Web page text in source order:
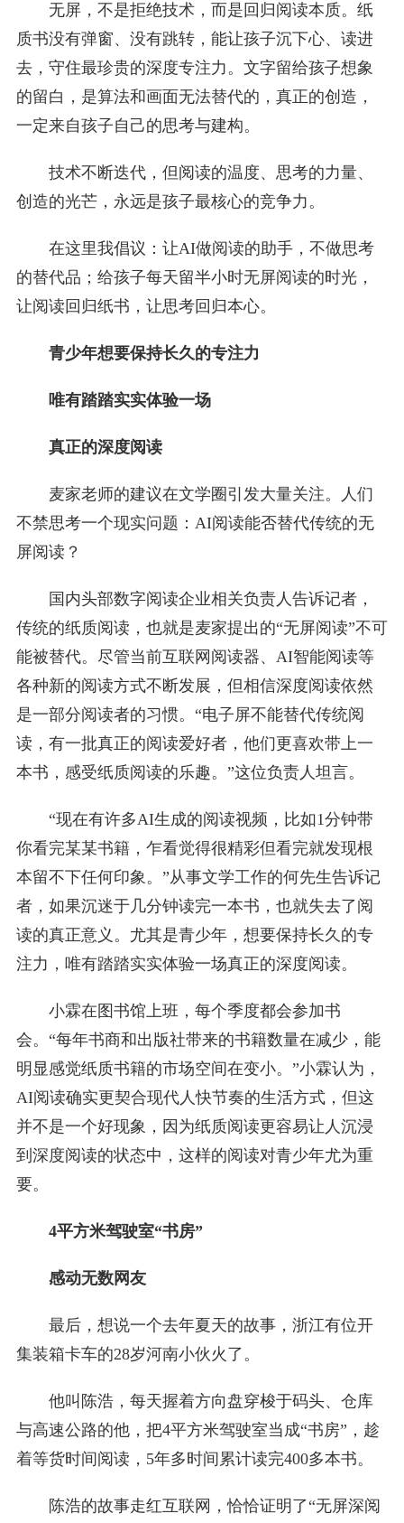
无屏，不是拒绝技术，而是回归阅读本质。纸
质书没有弹窗、没有跳转，能让孩子沉下心、读进
去，守住最珍贵的深度专注力。文字留给孩子想象
的留白，是算法和画面无法替代的，真正的创造，
一定来自孩子自己的思考与建构。
技术不断迭代，但阅读的温度、思考的力量、
创造的光芒，永远是孩子最核心的竞争力。
在这里我倡议：让AI做阅读的助手，不做思考
的替代品；给孩子每天留半小时无屏阅读的时光，
让阅读回归纸书，让思考回归本心。
青少年想要保持长久的专注力
唯有踏踏实实体验一场
真正的深度阅读
麦家老师的建议在文学圈引发大量关注。人们
不禁思考一个现实问题：AI阅读能否替代传统的无
屏阅读？
国内头部数字阅读企业相关负责人告诉记者，
传统的纸质阅读，也就是麦家提出的“无屏阅读”不可
能被替代。尽管当前互联网阅读器、AI智能阅读等
各种新的阅读方式不断发展，但相信深度阅读依然
是一部分阅读者的习惯。“电子屏不能替代传统阅
读，有一批真正的阅读爱好者，他们更喜欢带上一
本书，感受纸质阅读的乐趣。”这位负责人坦言。
“现在有许多AI生成的阅读视频，比如1分钟带
你看完某某书籍，乍看觉得很精彩但看完就发现根
本留不下任何印象。”从事文学工作的何先生告诉记
者，如果沉迷于几分钟读完一本书，也就失去了阅
读的真正意义。尤其是青少年，想要保持长久的专
注力，唯有踏踏实实体验一场真正的深度阅读。
小霖在图书馆上班，每个季度都会参加书
会。“每年书商和出版社带来的书籍数量在减少，能
明显感觉纸质书籍的市场空间在变小。”小霖认为，
AI阅读确实更契合现代人快节奏的生活方式，但这
并不是一个好现象，因为纸质阅读更容易让人沉浸
到深度阅读的状态中，这样的阅读对青少年尤为重
要。
4平方米驾驶室“书房”
感动无数网友
最后，想说一个去年夏天的故事，浙江有位开
集装箱卡车的28岁河南小伙火了。
他叫陈浩，每天握着方向盘穿梭于码头、仓库
与高速公路的他，把4平方米驾驶室当成“书房”，趁
着等货时间阅读，5年多时间累计读完400多本书。
陈浩的故事走红互联网，恰恰证明了“无屏深阅